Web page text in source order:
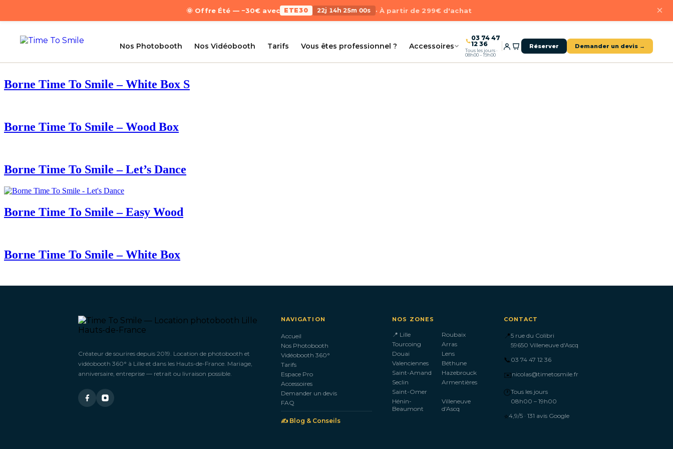
🌞 Offre Été — −30€ avec ETE30 22j 14h 25m 00s · À partir de 299€ d'achat ×
Nos Photobooth Nos Vidéobooth Tarifs Vous êtes professionnel ? Accessoires
03 74 47
12 36
Tous les jours ·
08h00 – 19h00
Réserver Demander un devis →
Borne Time To Smile – White Box S
Borne Time To Smile – Wood Box
Borne Time To Smile – Let’s Dance
Borne Time To Smile – Easy Wood
Borne Time To Smile – White Box
Créateur de sourires depuis 2019. Location de photobooth et
vidéobooth 360° à Lille et dans les Hauts-de-France. Mariage,
anniversaire, entreprise — retrait ou livraison possible.
NAVIGATION
Accueil
Nos Photobooth
Vidéobooth 360°
Tarifs
Espace Pro
Accessoires
Demander un devis
FAQ
✍️ Blog & Conseils
NOS ZONES
📍 Lille
Roubaix
Tourcoing
Arras
Douai
Lens
Valenciennes
Béthune
Saint-Amand
Hazebrouck
Seclin
Armentières
Saint-Omer
Hénin-
Beaumont
Villeneuve
d'Ascq
CONTACT
📍5 rue du Colibri
59650 Villeneuve d'Ascq
📞 03 74 47 12 36
✉️nicolas@timetosmile.fr
🕐Tous les jours
08h00 – 19h00
⭐4,9/5 · 131 avis Google